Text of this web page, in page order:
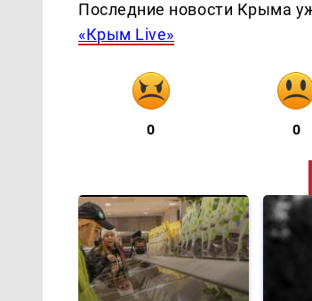
Последние новости Крыма
«Крым Live»
0 0